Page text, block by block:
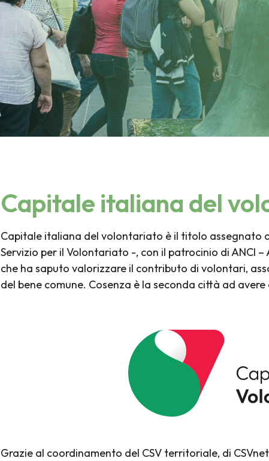
Capitale italiana del
Capitale italiana del volontariato è il titolo assegnato
Servizio per il Volontariato -, con il patrocinio di ANCI
che ha saputo valorizzare il contributo di volontari,
del bene comune. Cosenza è la seconda città ad
Grazie al coordinamento del CSV territoriale, di